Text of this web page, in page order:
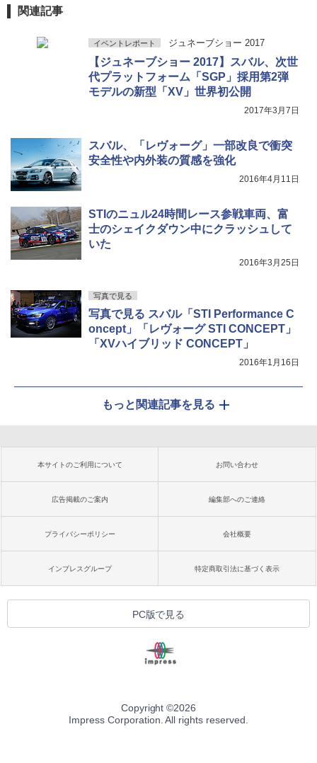
関連記事
イベントレポート ジュネーブショー 2017
【ジュネーブショー 2017】スバル、次世
代プラットフォーム「SGP」採用第2弾
モデルの新型「XV」世界初公開
2017年3月7日
スバル、「レヴォーグ」一部改良で衝突
安全性や内外装の質感を強化
2016年4月11日
STIのニュル24時間レース参戦車両、富
士のシェイクダウン中にクラッシュして
いた
2016年3月25日
写真で見る
写真で見る スバル「STI Performance C
oncept」「レヴォーグ STI CONCEPT」
「XVハイブリッド CONCEPT」
2016年1月16日
もっと関連記事を見る
本サイトのご利用について お問い合わせ
広告掲載のご案内 編集部へのご連絡
プライバシーポリシー 会社概要
インプレスグループ 特定商取引法に基づく表示
PC版で見る
Copyright ©2026
Impress Corporation. All rights reserved.